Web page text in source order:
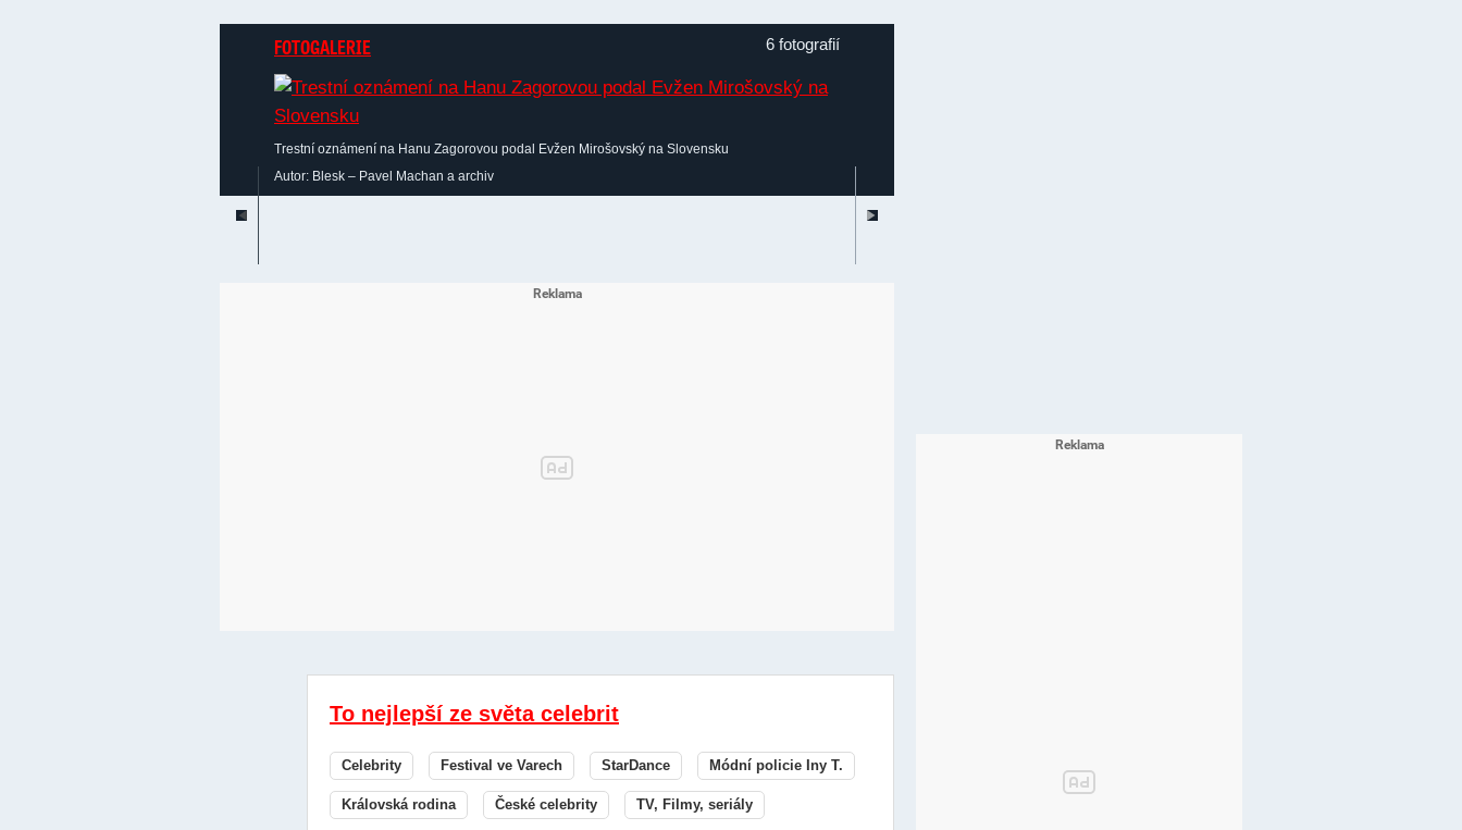
FOTOGALERIE 6 fotografií
Trestní oznámení na Hanu Zagorovou podal Evžen Mirošovský na Slovensku
Autor: Blesk – Pavel Machan a archiv
To nejlepší ze světa celebrit
Celebrity Festival ve Varech StarDance Módní policie Iny T.
Královská rodina České celebrity TV, Filmy, seriály